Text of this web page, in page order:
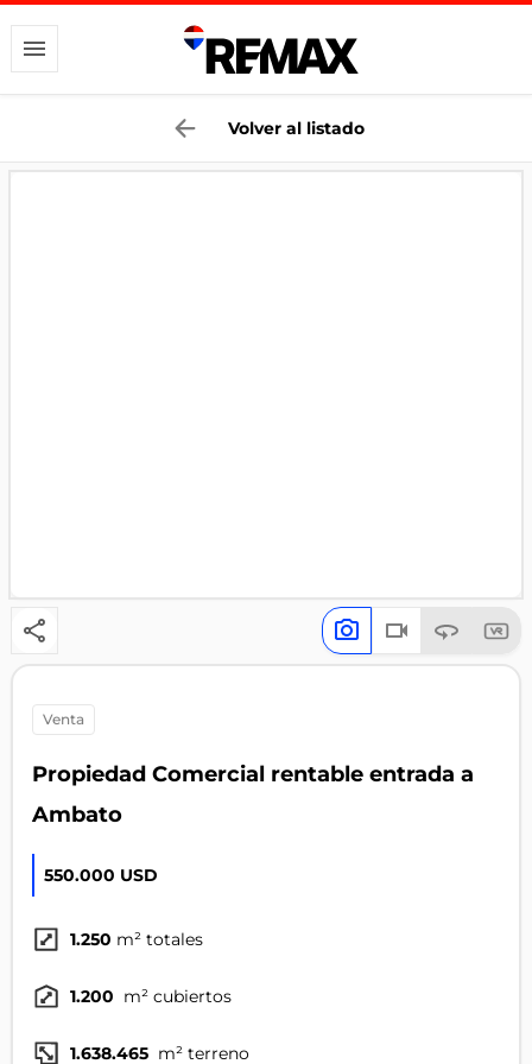
Volver al listado
venta
Propiedad Comercial rentable entrada a
Ambato
550.000 USD
1.250 m² totales
1.200 m² cubiertos
1.638.465 m² terreno